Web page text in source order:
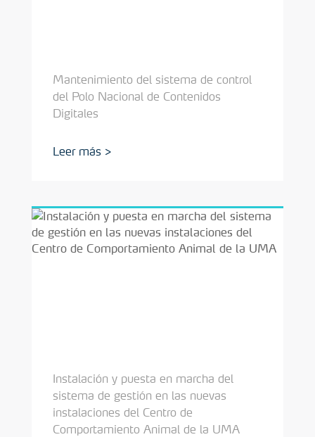
Mantenimiento del sistema de control
del Polo Nacional de Contenidos
Digitales
Instalación y puesta en marcha del
sistema de gestión en las nuevas
instalaciones del Centro de
Comportamiento Animal de la UMA